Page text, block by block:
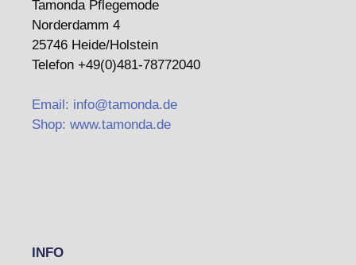
Tamonda Pflegemode
Norderdamm 4
25746 Heide/Holstein
Telefon +49(0)481-78772040
Email: info@tamonda.de
Shop: www.tamonda.de
INFO